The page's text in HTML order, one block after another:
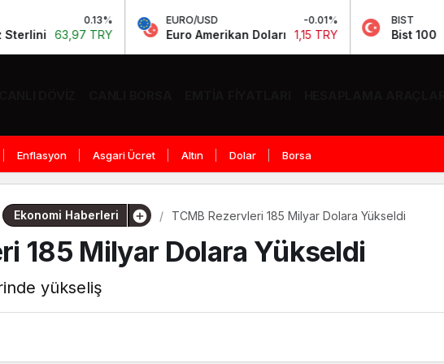
TRY
EURO/USD
Euro Amerikan Doları 1,15 TRY
BIST
Bist 100 13.535,56
Enflasyon Asgari Ücret Altın Dolar Borsa
Ekonomi Haberleri TCMB Rezervleri 185 Milyar Dolara Yükseldi
185 Milyar Dolara Yükseldi
yükseliş